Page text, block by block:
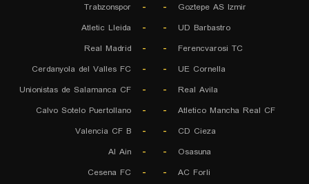
Goztepe AS Izmir
-
-
Trabzonspor
UD Barbastro
-
-
Atletic Lleida
Ferencvarosi TC
-
-
Real Madrid
UE Cornella
-
-
Cerdanyola del Valles FC
Real Avila
-
-
Unionistas de Salamanca CF
Atletico Mancha Real CF
-
-
Calvo Sotelo Puertollano
CD Cieza
-
-
Valencia CF B
Osasuna
-
-
Al Ain
AC Forli
-
-
Cesena FC